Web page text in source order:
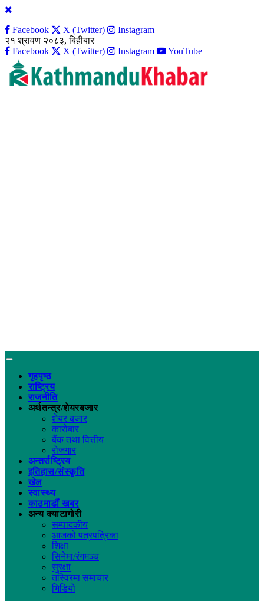
Facebook X (Twitter)
Instagram
२१ श्रावण २०८३, बिहीबार
Facebook
X (Twitter) Instagram YouTube
गृहपृष्ठ
राष्ट्रिय
राजनीति
अर्थतन्त्र/शेयरबजार
शेयर बजार
कारोबार
बैंक तथा वित्तीय
रोजगार
अन्तर्राष्ट्रिय
इतिहास/संस्कृति
खेल
स्वास्थ्य
काठमाडौं खबर
अन्य क्याटागोरी
सम्पादकीय
आजको पत्रपत्रिका
शिक्षा
सिनेमा/रंगमञ्च
सुरक्षा
तस्विरमा समाचार
भिडियो